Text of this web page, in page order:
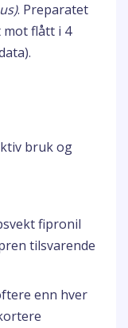
. Preparatet
mot flått i 4
bruk og
fipronil
tilsvarende
enn hver